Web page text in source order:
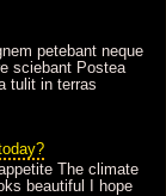
petebant neque
sciebant Postea
tulit in terras
The climate
beautiful I hope